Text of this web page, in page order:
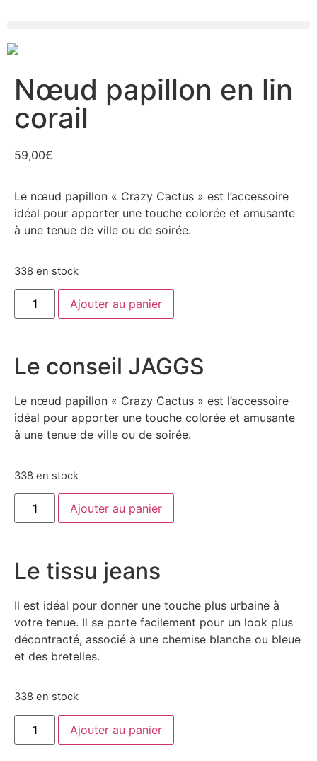
Nœud papillon en lin
corail
59,00€
Le nœud papillon « Crazy Cactus » est l’accessoire
idéal pour apporter une touche colorée et amusante
à une tenue de ville ou de soirée.
338 en stock
Ajouter au panier
Le conseil JAGGS
Le nœud papillon « Crazy Cactus » est l’accessoire
idéal pour apporter une touche colorée et amusante
à une tenue de ville ou de soirée.
338 en stock
Ajouter au panier
Le tissu jeans
Il est idéal pour donner une touche plus urbaine à
votre tenue. Il se porte facilement pour un look plus
décontracté, associé à une chemise blanche ou bleue
et des bretelles.
338 en stock
Ajouter au panier